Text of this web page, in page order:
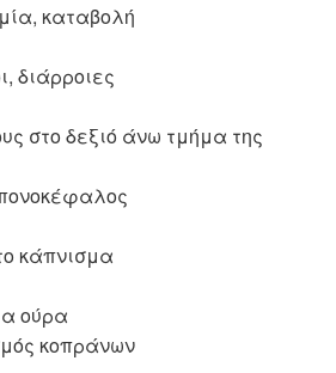
καταβολή
διάρροιες
στο δεξιό άνω τμήμα της
κάπνισμα
ούρα
κοπράνων